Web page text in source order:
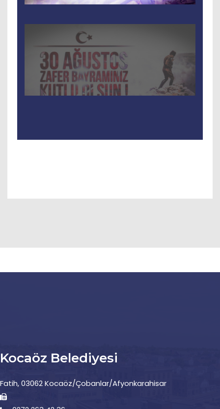
Kocaöz Belediyesi
Fatih, 03062 Kocaöz/Çobanlar/Afyonkarahisar